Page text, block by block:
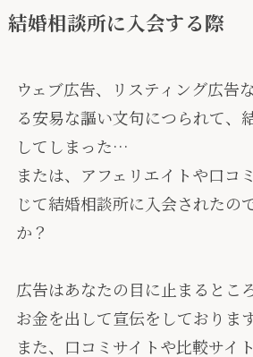
結婚相談所に入会する際
ウェブ広告、リスティング広告
る安易な謳い文句につられて、
してしまった…
または、アフェリエイトや口コ
じて結婚相談所に入会されたの
か？
広告はあなたの目に止まるとこ
お金を出して宣伝をしております
また、口コミサイトや比較サイ